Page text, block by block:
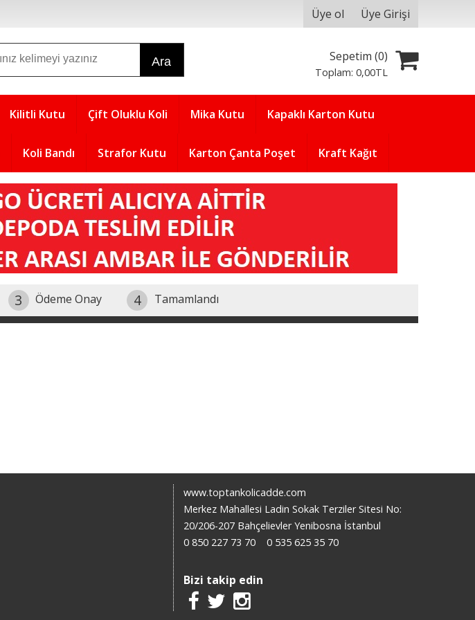
Üye ol Üye Girişi
Ara Sepetim (0)
Toplam:0,00TL
Kilitli Kutu Çift Oluklu Koli Mika Kutu Kapaklı Karton Kutu
Koli Bandı Strafor Kutu Karton Çanta Poşet Kraft Kağıt
3 Ödeme Onay 4 Tamamlandı
www.toptankolicadde.com
Merkez Mahallesi Ladin Sokak Terziler Sitesi No:
20/206-207 Bahçelievler Yenibosna İstanbul
0 850 227 73 70
0 535 625 35 70
Bizi takip edin